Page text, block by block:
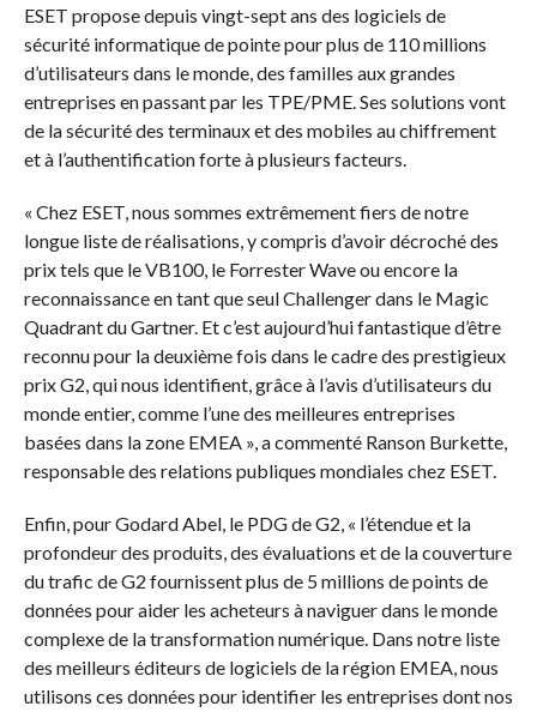
ESET propose depuis vingt-sept ans des logiciels de
sécurité informatique de pointe pour plus de 110 millions
d’utilisateurs dans le monde, des familles aux grandes
entreprises en passant par les TPE/PME. Ses solutions vont
de la sécurité des terminaux et des mobiles au chiffrement
et à l’authentification forte à plusieurs facteurs.
« Chez ESET, nous sommes extrêmement fiers de notre
longue liste de réalisations, y compris d’avoir décroché des
prix tels que le VB100, le Forrester Wave ou encore la
reconnaissance en tant que seul Challenger dans le Magic
Quadrant du Gartner. Et c’est aujourd’hui fantastique d’être
reconnu pour la deuxième fois dans le cadre des prestigieux
prix G2, qui nous identifient, grâce à l’avis d’utilisateurs du
monde entier, comme l’une des meilleures entreprises
basées dans la zone EMEA », a commenté Ranson Burkette,
responsable des relations publiques mondiales chez ESET.
Enfin, pour Godard Abel, le PDG de G2, « l’étendue et la
profondeur des produits, des évaluations et de la couverture
du trafic de G2 fournissent plus de 5 millions de points de
données pour aider les acheteurs à naviguer dans le monde
complexe de la transformation numérique. Dans notre liste
des meilleurs éditeurs de logiciels de la région EMEA, nous
utilisons ces données pour identifier les entreprises dont nos